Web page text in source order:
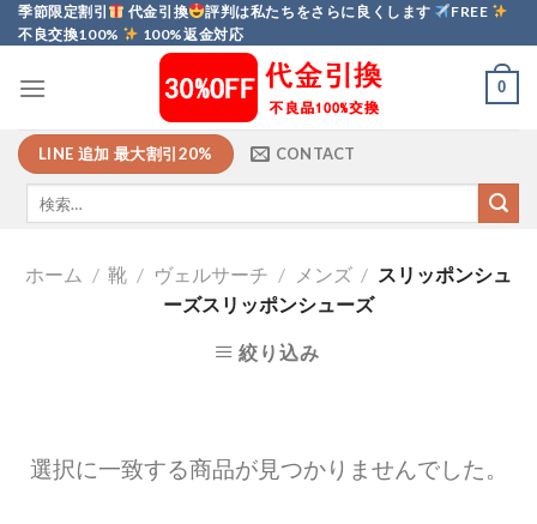
Skip
to
季節限定割引 代金引換 評判は私たちをさらに良くします
FREE
不良交換100%
100%返金対応
0
LINE 追加 最大割引20% CONTACT
ホーム / 靴 / ヴェルサーチ / メンズ / スリッポンシュ
ーズスリッポンシューズ
絞り込み
選択に一致する商品が見つかりませんでした。